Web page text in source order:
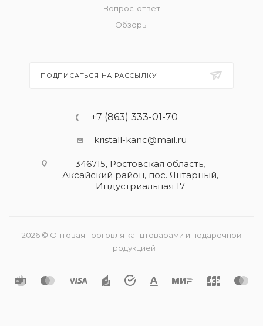
Вопрос-ответ
Обзоры
ПОДПИСАТЬСЯ НА РАССЫЛКУ
+7 (863) 333-01-70
kristall-kanc@mail.ru
346715, Ростовская область​,
Аксайский район, пос. Янтарный,
Индустриальная 17
2026 © Оптовая торговля канцтоварами и подарочной
продукцией